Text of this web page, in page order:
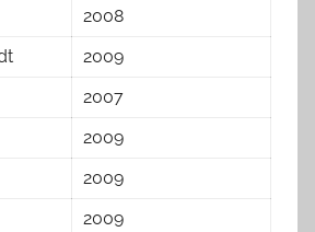
2008
2009
2007
2009
2009
2009